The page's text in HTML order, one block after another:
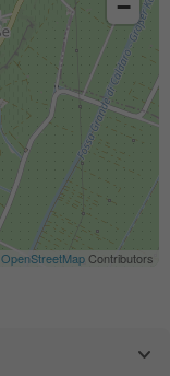
−
OpenStreetMapContributors